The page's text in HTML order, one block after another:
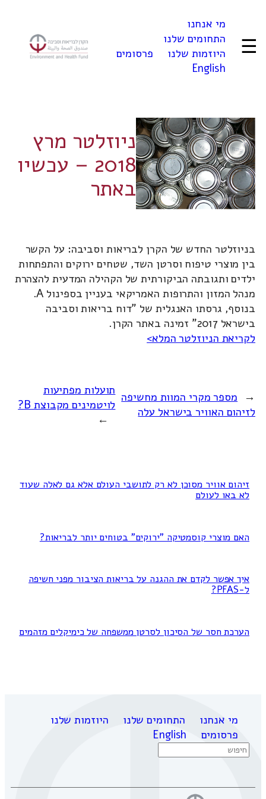
☰
מי אנחנו
התחומים שלנו
היוזמות שלנו
פרסומים
English
ניוזלטר מרץ
2018 – עכשיו
באתר
בניוזלטר החדש של הקרן לבריאות וסביבה: על הקשר
בין מוצרי טיפוח וסרטן השד, שטחים ירוקים והתפתחות
ילדים ותגובתה הביקורתית של הקהילה המדעית להצהרת
מנהל המזון והתרופות האמריקאי בעניין בספינול A.
בנוסף, גרסתו האנגלית של "דוח בריאות וסביבה
בישראל 2017" זמינה באתר הקרן.
לקריאת הניוזלטר המלא>
← מספר מקרי המוות מחשיפה
לזיהום האוויר בישראל עלה
תועלות מפתיעות
לויטמינים מקבוצת B?
→
זיהום אוויר מסוכן לא רק לתושבי העולם אלא גם לאלה שעוד
לא באו לעולם
האם מוצרי קוסמטיקה "ירוקים" בטוחים יותר לבריאות?
איך אפשר לקדם את ההגנה על בריאות הציבור מפני חשיפה
ל-PFAS?
הערכת חסר של הסיכון לסרטן ממשפחה של כימיקלים מזהמים
מי אנחנו התחומים שלנו
היוזמות שלנו
פרסומים
English
Search